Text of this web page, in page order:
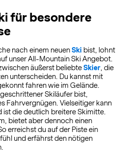
für besondere
nach einem neuenSki bist, lohnt
unser All-Mountain Ski Angebot.
äußerst beliebteSkier , die
unterscheiden. Du kannst mit
fahren wie im Gelände.
Skiläufer bist,
Fahrvergnügen. Vielseitiger kann
ist die deutlich breitere Skimitte.
bietet aber dennoch einen
erreichst du auf der Piste ein
und erfährst den nötigen